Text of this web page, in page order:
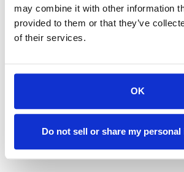
may combine it with other information
provided to them or that they’ve
of their services.
OK
Do not sell or share my
backWERK
Das Unternehmen wurde 2003 in
gegründet. backWERK ist die erste
Getränke, Donuts, Croissants,
Burger King wurde 1954
weltweit die zweitgrößte Fast-
Hamburger. Jeder kennt den
Land auswählen
COFFEE